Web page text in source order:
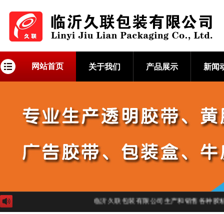
网站首页 关于我们 产品展示 新闻
临沂久联包装有限公司生产和销售各种胶粘